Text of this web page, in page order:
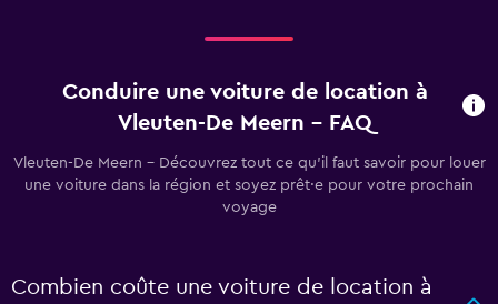
Conduire une voiture de location à
Vleuten-De Meern - FAQ
Vleuten-De Meern - Découvrez tout ce qu’il faut savoir pour louer
une voiture dans la région et soyez prêt·e pour votre prochain
voyage
Combien coûte une voiture de location à